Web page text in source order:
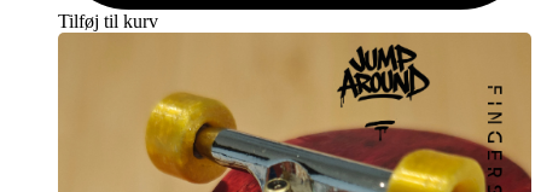
nemt at gøre det. Tilføj dem blot her til din indkøbskurv så sender vi
dem hurtigst muligt!
Når du har valgt dine hjul, kan du gå til kassen og fuldføre din
ordre. Vi tilbyder sikre og bekvemme betalingsmuligheder, så du
kan betale på den måde, der passer dig bedst. Vi leverer hurtigt og
pålideligt, så du kan få dine Jump Around PRO – High Yellow
Fingerboard Hjul inden for kort tid og begynde at nyde fordelene af
dette fantastiske tilbehør.
Tilføj til kurv